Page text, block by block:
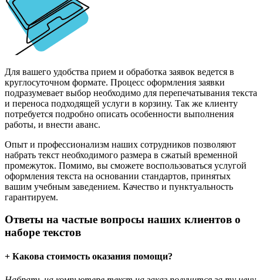
Для вашего удобства прием и обработка заявок ведется в
круглосуточном формате. Процесс оформления заявки
подразумевает выбор необходимо для перепечатывания текста
и переноса подходящей услуги в корзину. Так же клиенту
потребуется подробно описать особенности выполнения
работы, и внести аванс.
Опыт и профессионализм наших сотрудников позволяют
набрать текст необходимого размера в сжатый временной
промежуток. Помимо, вы сможете воспользоваться услугой
оформления текста на основании стандартов, принятых
вашим учебным заведением. Качество и пунктуальность
гарантируем.
Ответы на частые вопросы наших клиентов о
наборе текстов
+ Какова стоимость оказания помощи?